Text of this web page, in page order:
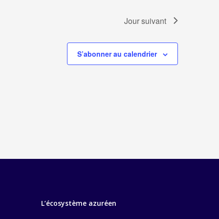
Jour suivant
S’abonner au calendrier
L’écosystème azuréen